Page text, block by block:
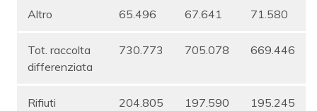
Altro 65.496 67.641 71.580
Tot. raccolta
differenziata
730.773 705.078 669.446
Rifiuti
204.805 197.590 195.245